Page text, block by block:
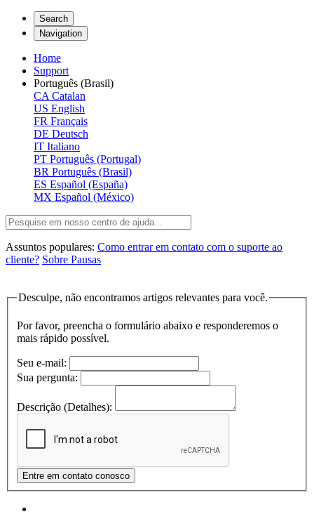
Search
Navigation
Home
Support
Português (Brasil)
CA Catalan
US English
FR Français
DE Deutsch
IT Italiano
PT Português (Portugal)
BR Português (Brasil)
ES Español (España)
MX Español (México)
Assuntos populares: Como entrar em contato com o suporte ao
cliente? Sobre Pausas
Desculpe, não encontramos artigos relevantes para você.
Por favor, preencha o formulário abaixo e responderemos o
mais rápido possível.
Seu e-mail:
Sua pergunta:
Descrição (Detalhes):